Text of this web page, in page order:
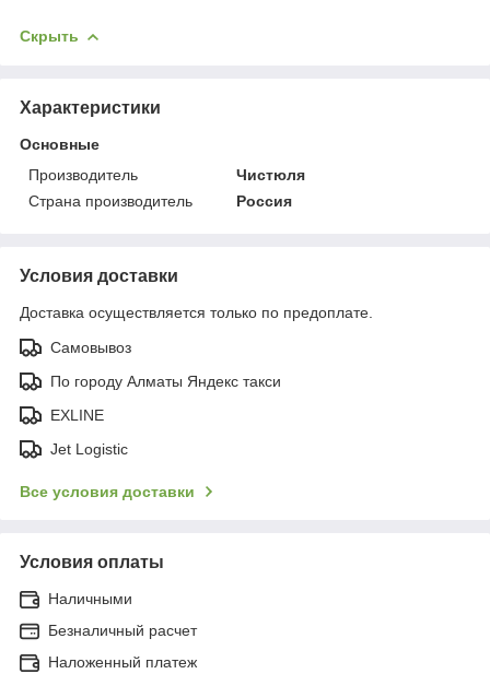
Скрыть
Характеристики
Основные
Производитель
Чистюля
Страна производитель
Россия
Условия доставки
Доставка осуществляется только по предоплате.
Самовывоз
По городу Алматы Яндекс такси
EXLINE
Jet Logistic
Все условия доставки
Условия оплаты
Наличными
Безналичный расчет
Наложенный платеж